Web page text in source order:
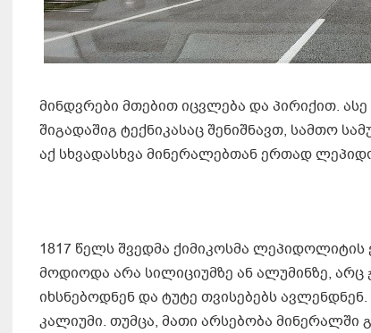
მინდვრები მთებით იცვლება და პირიქით.
შიგადაშიგ ტექნიკასაც შენიშნავთ, სამთო
აქ სხვადასხვა მინერალებთან ერთად
1817 წელს შვედმა ქიმიკოსმა
მოდიოდა არა სილიციუმზე ან ალუმინზე, არც
იხსნებოდნენ და ტუტე თვისებებს
კალიუმი. თუმცა, მათი არსებობა